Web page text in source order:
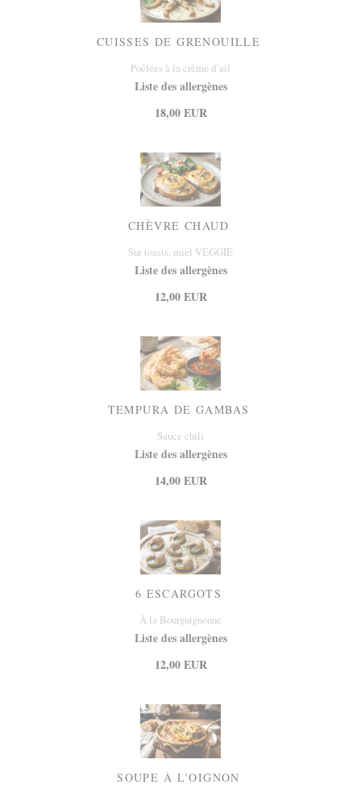
CUISSES DE GRENOUILLE
Poêlées à la crème d’ail
Liste des allergènes
18,00 EUR
CHÈVRE CHAUD
Sur toasts, miel VEGGIE
Liste des allergènes
12,00 EUR
TEMPURA DE GAMBAS
Sauce chili
Liste des allergènes
14,00 EUR
6 ESCARGOTS
À la Bourguignonne
Liste des allergènes
12,00 EUR
SOUPE À L'OIGNON